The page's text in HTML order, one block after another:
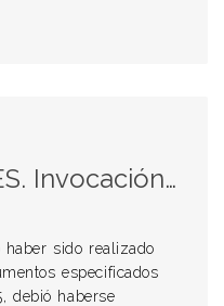
Prueba de la cancelación por otros medios fuera o dentro de la normativa que debió llevarse a cabo.
sido realizado
especificados
debió haberse